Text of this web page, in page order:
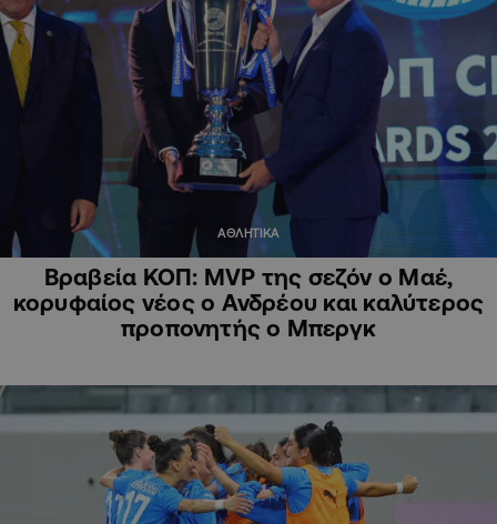
ΑΘΛΗΤΙΚΑ
Βραβεία ΚΟΠ: MVP της σεζόν ο Μαέ,
κορυφαίος νέος ο Ανδρέου και καλύτερος
προπονητής ο Μπεργκ